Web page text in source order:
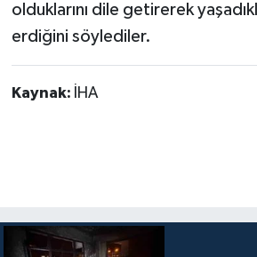
olduklarını dile getirerek
erdiğini söylediler.
Kaynak: İHA